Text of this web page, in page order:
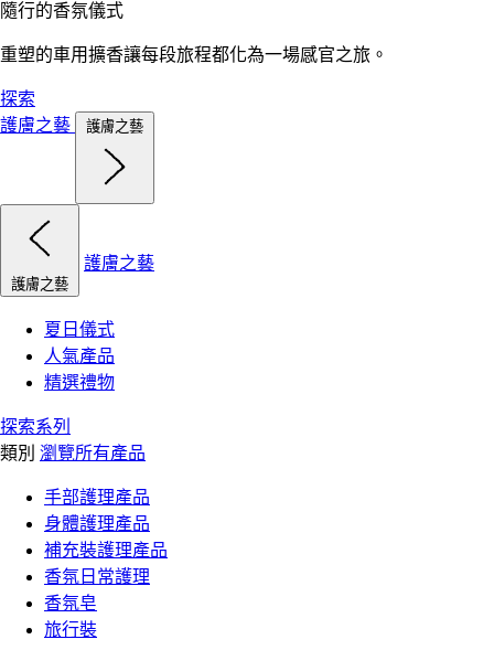
隨行的香氛儀式
重塑的車用擴香讓每段旅程都化為一場感官之旅。
探索
護膚之藝
護膚之藝
護膚之藝
護膚之藝
夏日儀式
人氣產品
精選禮物
探索系列
類別 瀏覽所有產品
手部護理產品
身體護理產品
補充裝護理產品
香氛日常護理
香氛皂
旅行裝